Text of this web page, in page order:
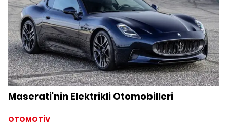
Maserati'nin Elektrikli Otomobilleri
OTOMOTİV